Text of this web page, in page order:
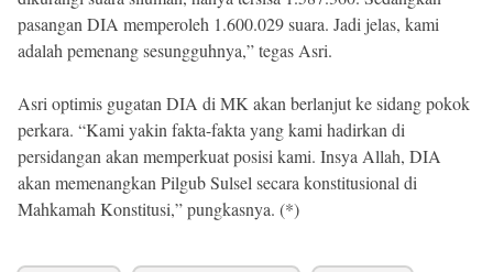
pasangan DIA memperoleh 1.600.029 suara. Jadi jelas, kami
adalah pemenang sesungguhnya,” tegas Asri.
Asri optimis gugatan DIA di MK akan berlanjut ke sidang pokok
perkara. “Kami yakin fakta-fakta yang kami hadirkan di
persidangan akan memperkuat posisi kami. Insya Allah, DIA
akan memenangkan Pilgub Sulsel secara konstitusional di
Mahkamah Konstitusi,” pungkasnya. (*)